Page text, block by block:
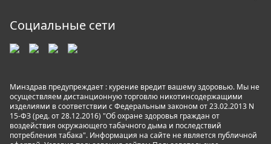
Социальные сети
Минздрав предупреждает : курение вредит вашему здоровью. Мы не
осуществляем дистанционную торговлю никотинсодержащими
изделиями в соответствии с Федеральным законом от 23.02.2013 N
15-ФЗ (ред. от 28.12.2016) "Об охране здоровья граждан от
воздействия окружающего табачного дыма и последствий
потребления табака". Информация на сайте не является публичной